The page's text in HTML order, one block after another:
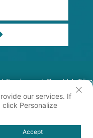
Equipment Co., Ltd. Tüm
our services. If
Personalize
Accept